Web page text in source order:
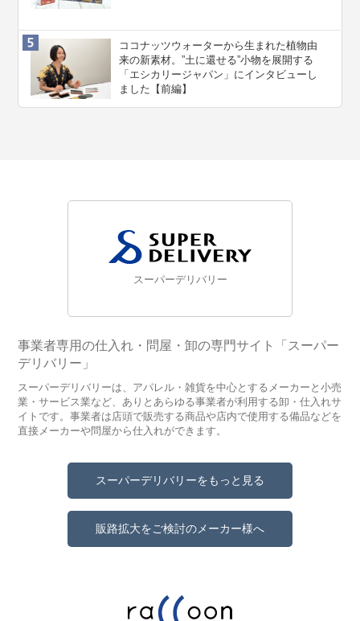
ココナッツウォーターから生まれた植物由
来の新素材。”⼟に還せる”小物を展開する
「エシカリージャパン」にインタビューし
ました【前編】
スーパーデリバリー
事業者専用の仕入れ・問屋・卸の専門サイト「スーパー
デリバリー」
スーパーデリバリーは、アパレル・雑貨を中心とするメーカーと小売
業・サービス業など、ありとあらゆる事業者が利用する卸・仕入れサ
イトです。事業者は店頭で販売する商品や店内で使用する備品などを
直接メーカーや問屋から仕入れができます。
スーパーデリバリーをもっと見る
販路拡大をご検討のメーカー様へ